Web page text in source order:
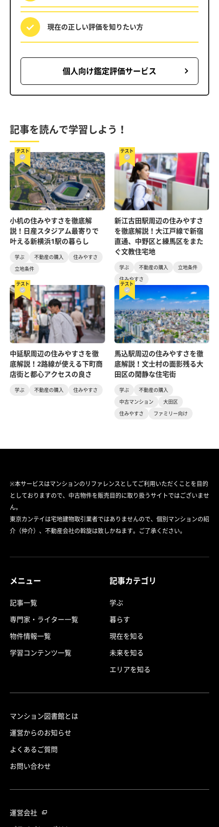
現在の正しい評価を知りたい方
個人向け鑑定評価サービス
記事を読んで学習しよう！
テスト
小机の住みやすさを徹底解
説！日産スタジアム最寄りで
叶える新横浜1駅の暮らし
学ぶ 不動産の購入
住みやすさ
立地条件
テスト
新江古田駅周辺の住みやすさ
を徹底解説！大江戸線で新宿
直通、中野区と練馬区をまた
ぐ文教住宅地
学ぶ 不動産の購入
立地条件
住みやすさ
テスト
中延駅周辺の住みやすさを徹
底解説！2路線が使える下町商
店街と都心アクセスの良さ
学ぶ 不動産の購入 住みやすさ
テスト
馬込駅周辺の住みやすさを徹
底解説！文士村の面影残る大
田区の閑静な住宅街
学ぶ
不動産の購入
中古マンション
大田区
住みやすさ
ファミリー向け
※本サービスはマンションのリファレンスとしてご利用いただくことを目的
としておりますので、中古物件を販売目的に取り扱うサイトではございませ
ん。
東京カンテイは宅地建物取引業者ではありませんので、個別マンションの紹
介（仲介）、不動産会社の斡旋は致しかねます。ご了承ください。
メニュー
記事一覧
専門家・ライター一覧
物件情報一覧
学習コンテンツ一覧
記事カテゴリ
学ぶ
暮らす
現在を知る
未来を知る
エリアを知る
マンション図書館とは
運営からのお知らせ
よくあるご質問
お問い合わせ
運営会社